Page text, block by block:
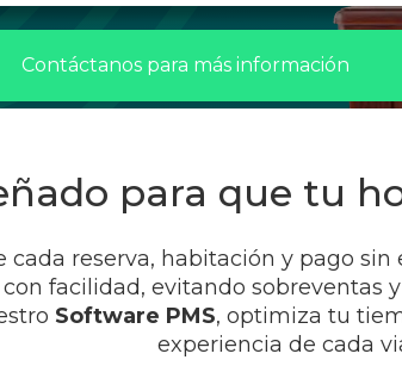
Contáctanos para más información
para que tu
reserva, habitación y pago sin
facilidad, evitando sobreventas
Software PMS, optimiza tu
experiencia de cada